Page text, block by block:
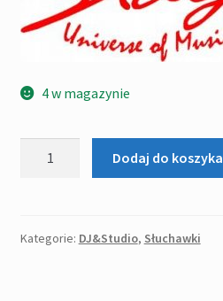
4 w magazynie
-
Dodaj do koszyka
Kategorie: DJ&Studio, Słuchawki